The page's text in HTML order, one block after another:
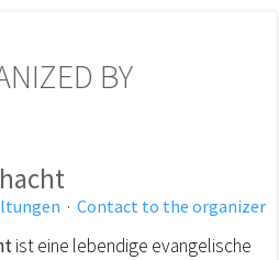
BY
· Contact to the organizer
ist eine lebendige evangelische